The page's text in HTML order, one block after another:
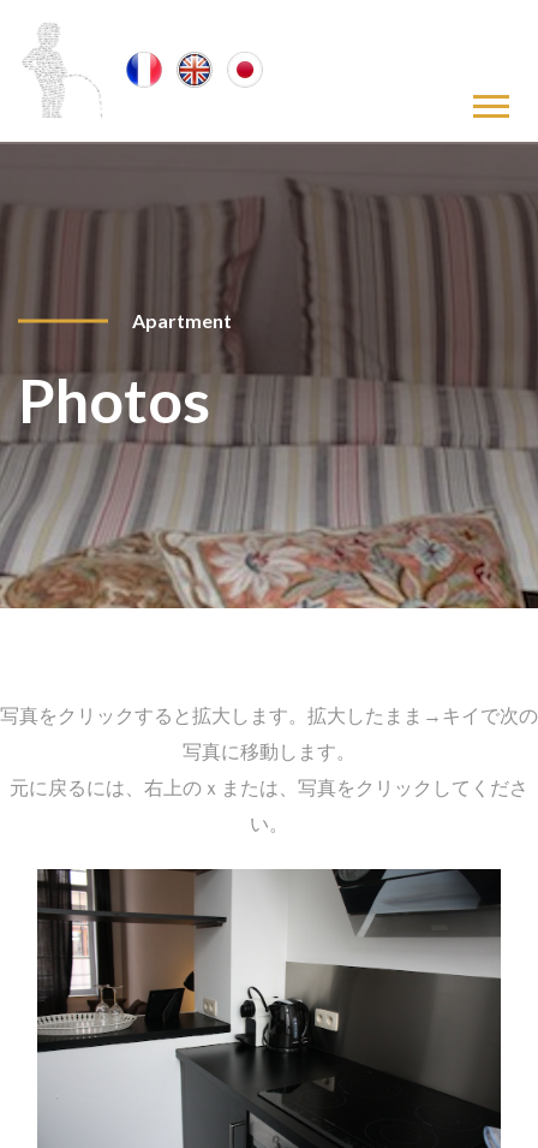
Apartment
Photos
写真をクリックすると拡大します。拡大したまま→キイで次の
写真に移動します。
元に戻るには、右上のｘまたは、写真をクリックしてくださ
い。